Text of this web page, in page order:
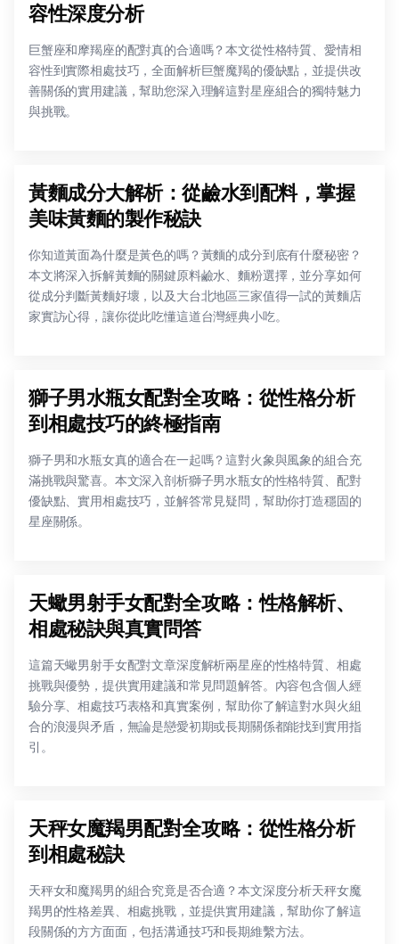
容性深度分析
巨蟹座和摩羯座的配對真的合適嗎？本文從性格特質、愛情相
容性到實際相處技巧，全面解析巨蟹魔羯的優缺點，並提供改
善關係的實用建議，幫助您深入理解這對星座組合的獨特魅力
與挑戰。
黃麵成分大解析：從鹼水到配料，掌握
美味黃麵的製作秘訣
你知道黃面為什麼是黃色的嗎？黃麵的成分到底有什麼秘密？
本文將深入拆解黃麵的關鍵原料鹼水、麵粉選擇，並分享如何
從成分判斷黃麵好壞，以及大台北地區三家值得一試的黃麵店
家實訪心得，讓你從此吃懂這道台灣經典小吃。
獅子男水瓶女配對全攻略：從性格分析
到相處技巧的終極指南
獅子男和水瓶女真的適合在一起嗎？這對火象與風象的組合充
滿挑戰與驚喜。本文深入剖析獅子男水瓶女的性格特質、配對
優缺點、實用相處技巧，並解答常見疑問，幫助你打造穩固的
星座關係。
天蠍男射手女配對全攻略：性格解析、
相處秘訣與真實問答
這篇天蠍男射手女配對文章深度解析兩星座的性格特質、相處
挑戰與優勢，提供實用建議和常見問題解答。內容包含個人經
驗分享、相處技巧表格和真實案例，幫助你了解這對水與火組
合的浪漫與矛盾，無論是戀愛初期或長期關係都能找到實用指
引。
天秤女魔羯男配對全攻略：從性格分析
到相處秘訣
天秤女和魔羯男的組合究竟是否合適？本文深度分析天秤女魔
羯男的性格差異、相處挑戰，並提供實用建議，幫助你了解這
段關係的方方面面，包括溝通技巧和長期維繫方法。